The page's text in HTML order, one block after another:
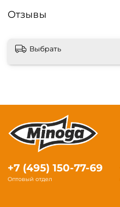
Отзывы
Выбрать
+7 (495) 150-77-69
Оптовый отдел